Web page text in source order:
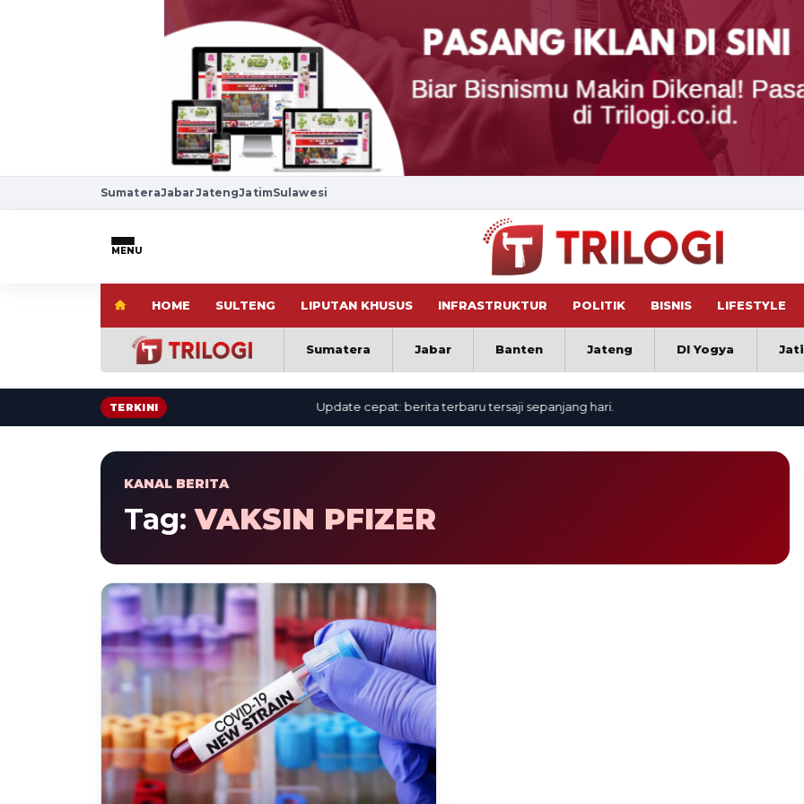
SumateraJabarJatengJatimSulawesi
MENU
HOME SULTENG LIPUTAN KHUSUS INFRASTRUKTUR POLITIK BISNIS LIFESTYLE
Sumatera Jabar Banten Jateng DI Yogya
TERKINI Update cepat: berita terbaru tersaji sepanjang hari.
KANAL BERITA
Tag:VAKSIN PFIZER